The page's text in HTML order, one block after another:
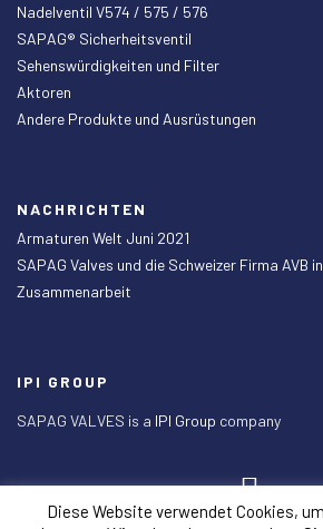
Nadelventil V574 / 575 / 576
SAPAG® Sicherheitsventil
Sehenswürdigkeiten und Filter
Aktoren
Andere Produkte und Ausrüstungen
NACHRICHTEN
Armaturen Welt Juni 2021
SAPAG Valves und die Schweizer Firma AVB
Zusammenarbeit
IPI GROUP
SAPAG VALVES is a IPI Group company
Diese Website verwendet Cookies,